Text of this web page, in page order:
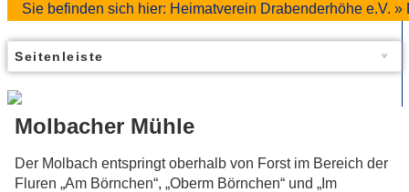
Sie befinden sich hier: Heimatverein Drabenderhöhe e.V. »
Seitenleiste
Molbacher Mühle
Der Molbach entspringt oberhalb von Forst im Bereich der
Fluren „Am Börnchen“, „Oberm Börnchen“ und „Im